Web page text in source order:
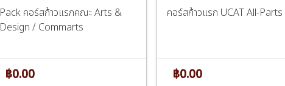
Pack คอร์สก้าวแรกคณะ Arts &
Design / Commarts
฿0.00
คอร์สก้าวแรก UCAT All-Parts
฿0.00